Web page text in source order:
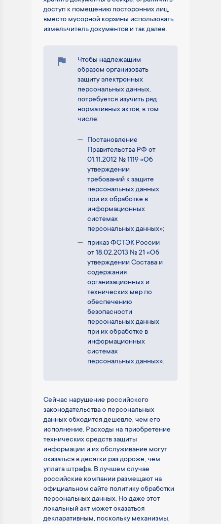
доступ к помещению посторонних лиц,
вместо мусорной корзины использовать
измельчитель документов и так далее.
Чтобы надлежащим
образом организовать
защиту электронных
персональных данных,
потребуется изучить ряд
нормативных актов, в том
числе:
Постановление
Правительства РФ от
01.11.2012 № 1119 «Об
утверждении
требований к защите
персональных данных
при их обработке в
информационных
системах
персональных данных»;
приказ ФСТЭК России
от 18.02.2013 № 21 «Об
утверждении Состава и
содержания
организационных и
технических мер по
обеспечению
безопасности
персональных данных
при их обработке в
информационных
системах
персональных данных».
Сейчас нарушение российского
законодательства о персональных
данных обходится дешевле, чем его
исполнение. Расходы на приобретение
технических средств защиты
информации и их обслуживание могут
оказаться в десятки раз дороже, чем
уплата штрафа. В лучшем случае
российские компании размещают на
официальном сайте политику обработки
персональных данных. Но даже этот
локальный акт может оказаться
декларативным, поскольку механизмы,